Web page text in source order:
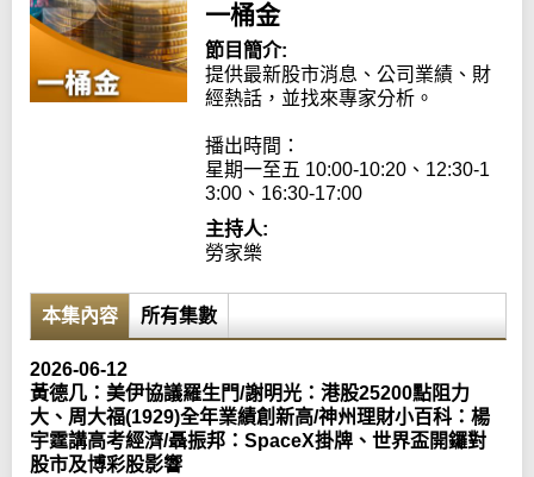
一桶金
節目簡介:
提供最新股市消息、公司業績、財
經熱話，並找來專家分析。
播出時間：
星期一至五 10:00-10:20、12:30-1
3:00、16:30-17:00
主持人:
勞家樂
本集內容 所有集數
2026-06-12
黃德几：美伊協議羅生門/謝明光：港股25200點阻力
大、周大福(1929)全年業績創新高/神州理財小百科：楊
宇霆講高考經濟/聶振邦：SpaceX掛牌、世界盃開鑼對
股市及博彩股影響